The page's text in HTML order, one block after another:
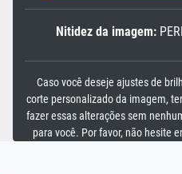
Nitidez da imagem:
Caso você deseje ajustes de
corte personalizado da imagem,
fazer essas alterações sem
para você. Por favor, não hesite